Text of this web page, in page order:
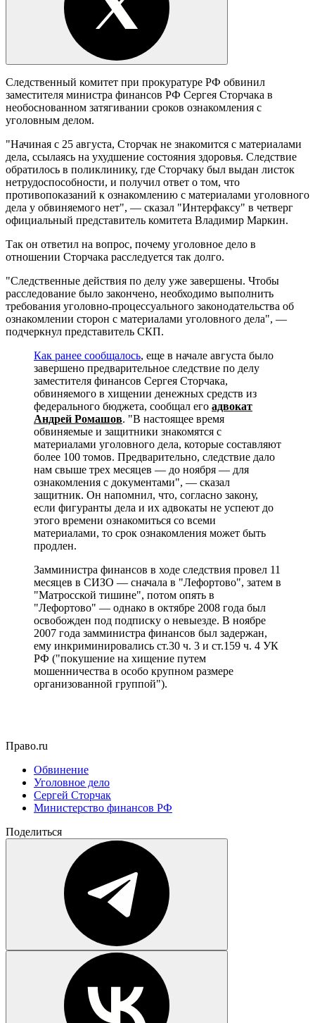
Следственный комитет при прокуратуре РФ обвинил
заместителя министра финансов РФ Сергея Сторчака в
необоснованном затягивании сроков ознакомления с
уголовным делом.
"Начиная с 25 августа, Сторчак не знакомится с материалами
дела, ссылаясь на ухудшение состояния здоровья. Следствие
обратилось в поликлинику, где Сторчаку был выдан листок
нетрудоспособности, и получил ответ о том, что
противопоказаний к ознакомлению с материалами уголовного
дела у обвиняемого нет", — сказал "Интерфаксу" в четверг
официальный представитель комитета Владимир Маркин.
Так он ответил на вопрос, почему уголовное дело в
отношении Сторчака расследуется так долго.
"Следственные действия по делу уже завершены. Чтобы
расследование было закончено, необходимо выполнить
требования уголовно-процессуального законодательства об
ознакомлении сторон с материалами уголовного дела", —
подчеркнул представитель СКП.
Как ранее сообщалось, еще в начале августа было
завершено предварительное следствие по делу
заместителя финансов Сергея Сторчака,
обвиняемого в хищении денежных средств из
федерального бюджета, сообщал его адвокат
Андрей Ромашов. "В настоящее время
обвиняемые и защитники знакомятся с
материалами уголовного дела, которые составляют
более 100 томов. Предварительно, следствие дало
нам свыше трех месяцев — до ноября — для
ознакомления с документами", — сказал
защитник. Он напомнил, что, согласно закону,
если фигуранты дела и их адвокаты не успеют до
этого времени ознакомиться со всеми
материалами, то срок ознакомления может быть
продлен.
Замминистра финансов в ходе следствия провел 11
месяцев в СИЗО — сначала в "Лефортово", затем в
"Матросской тишине", потом опять в
"Лефортово" — однако в октябре 2008 года был
освобожден под подписку о невыезде. В ноябре
2007 года замминистра финансов был задержан,
ему инкриминировались ст.30 ч. 3 и ст.159 ч. 4 УК
РФ ("покушение на хищение путем
мошенничества в особо крупном размере
организованной группой").
Право.ru
Обвинение
Уголовное дело
Сергей Сторчак
Министерство финансов РФ
Поделиться